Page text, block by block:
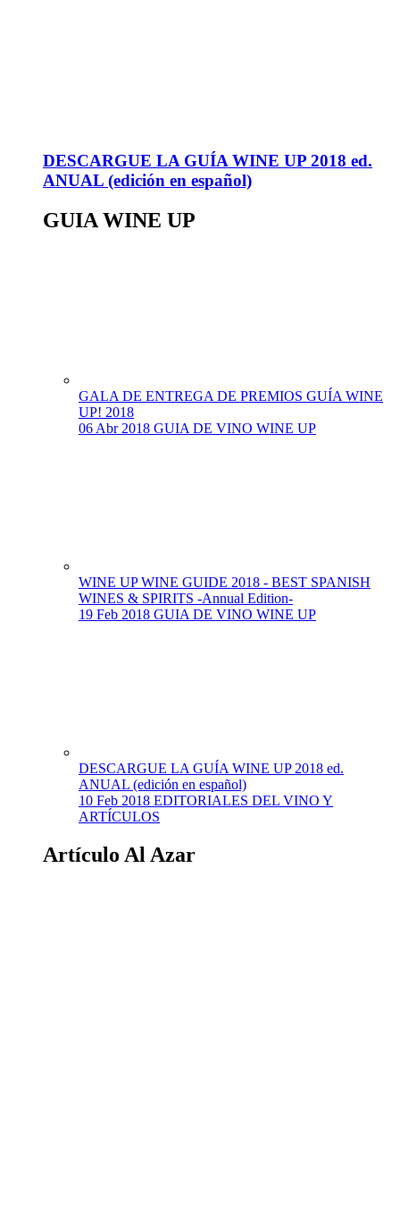
DESCARGUE LA GUÍA WINE UP 2018 ed.
ANUAL (edición en español)
GUIA WINE UP
GALA DE ENTREGA DE PREMIOS GUÍA WINE
UP! 2018
06 Abr 2018 GUIA DE VINO WINE UP
WINE UP WINE GUIDE 2018 - BEST SPANISH
WINES & SPIRITS -Annual Edition-
19 Feb 2018 GUIA DE VINO WINE UP
DESCARGUE LA GUÍA WINE UP 2018 ed.
ANUAL (edición en español)
10 Feb 2018 EDITORIALES DEL VINO Y
ARTÍCULOS
Artículo Al Azar